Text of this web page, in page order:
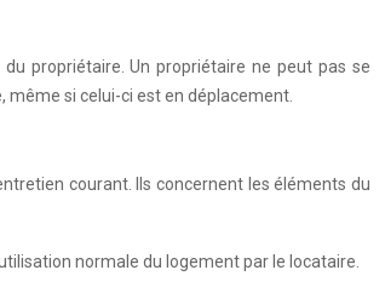
propriétaire. Un propriétaire ne peut pas se
si celui-ci est en déplacement.
courant. Ils concernent les éléments du
normale du logement par le locataire.